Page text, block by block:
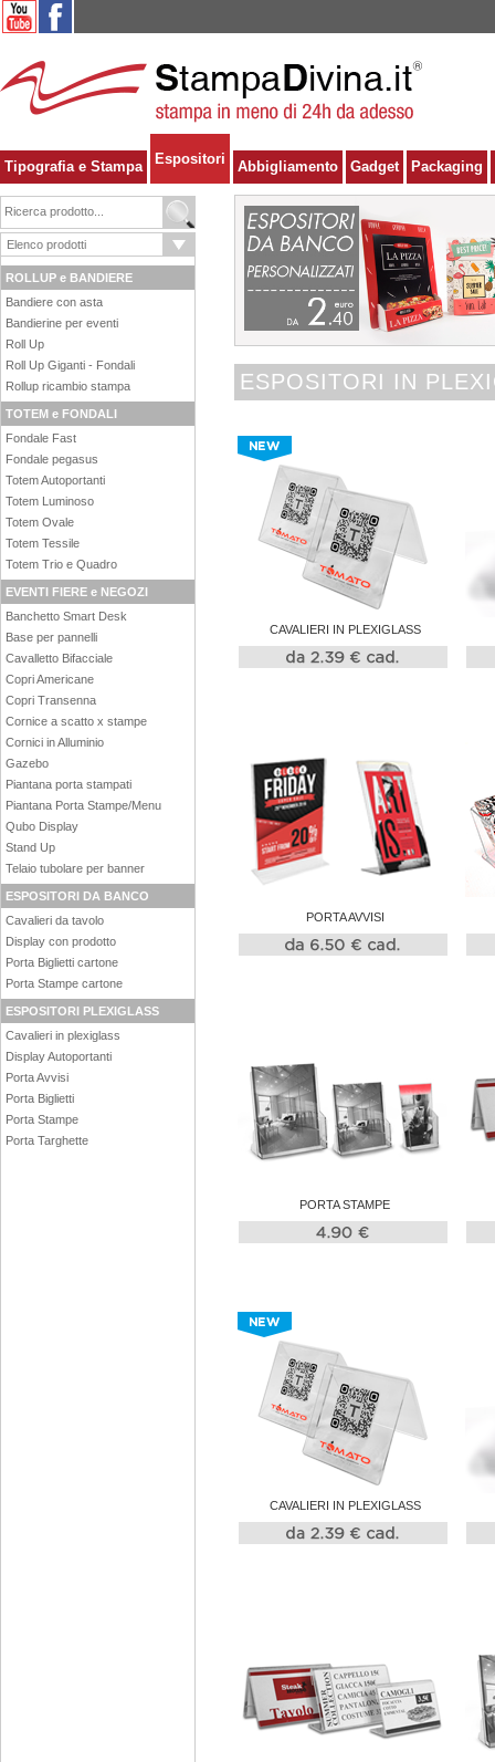
Tipografia e Stampa Espositori Abbigliamento Gadget Packaging
ROLLUP e BANDIERE
Bandiere con asta
Bandierine per eventi
Roll Up
Roll Up Giganti - Fondali
Rollup ricambio stampa
TOTEM e FONDALI
Fondale Fast
Fondale pegasus
Totem Autoportanti
Totem Luminoso
Totem Ovale
Totem Tessile
Totem Trio e Quadro
EVENTI FIERE e NEGOZI
Banchetto Smart Desk
Base per pannelli
Cavalletto Bifacciale
Copri Americane
Copri Transenna
Cornice a scatto x stampe
Cornici in Alluminio
Gazebo
Piantana porta stampati
Piantana Porta Stampe/Menu
Qubo Display
Stand Up
Telaio tubolare per banner
ESPOSITORI DA BANCO
Cavalieri da tavolo
Display con prodotto
Porta Biglietti cartone
Porta Stampe cartone
ESPOSITORI PLEXIGLASS
Cavalieri in plexiglass
Display Autoportanti
Porta Avvisi
Porta Biglietti
Porta Stampe
Porta Targhette
ESPOSITORI IN
CAVALIERI IN PLEXIGLASS
PORTA AVVISI
PORTA STAMPE
CAVALIERI IN PLEXIGLASS